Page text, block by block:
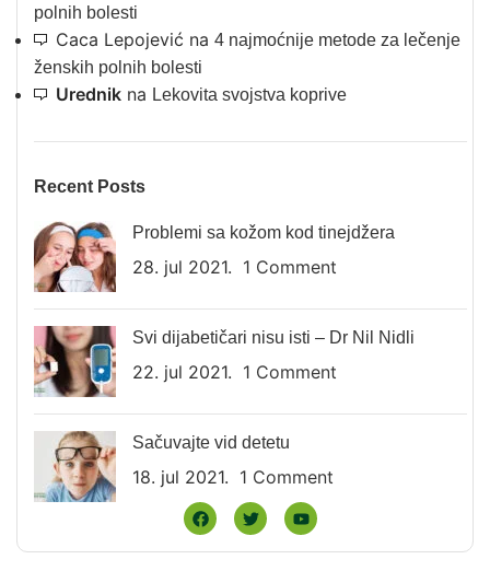
polnih bolesti
Caca Lepojević na 4 najmoćnije metode za lečenje
ženskih polnih bolesti
Urednik na Lekovita svojstva koprive
Recent Posts
Problemi sa kožom kod tinejdžera
28. jul 2021. 1 Comment
Svi dijabetičari nisu isti – Dr Nil Nidli
22. jul 2021. 1 Comment
Sačuvajte vid detetu
18. jul 2021. 1 Comment